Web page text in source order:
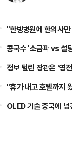
"한방병원에 한의사
콩국수 '소금파 vs 설
정보 털린 장관은 '영
"휴가 내고 호텔까지
OLED 기술 중국에